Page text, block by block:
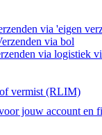
via 'eigen
via bol
via logistiek
vermist (RLIM)
jouw account en